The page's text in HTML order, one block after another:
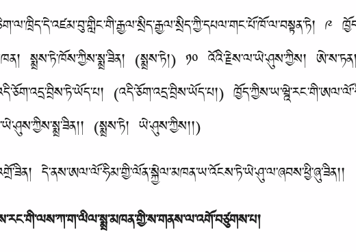
༩
སྨྲས་ཏེ་ཁོས་ཀྱིས་སྨྲ་ཟིན། (སྨྲས་ཏེ།) ༡༠ འོའི་རྗེས་ལ་ཡེ་ཤུས་ཀྱིས།
(འདི་ཅོག་འདྲ་བྲིས་ཡོད་པ།)
(སྨྲས་ཏེ། ཡེ་ཤུས་ཀྱིས།།)
དེ་ནས་ཨལ་ལོ་ཧིམ་གྱི་ལོན་སྐྱེལ་མཁན་ཡ་འོངས་ཏེ་ཡེ་ཤུ་ལ་ཞབས་ཕྱི་ཞུ་ཟིན།།